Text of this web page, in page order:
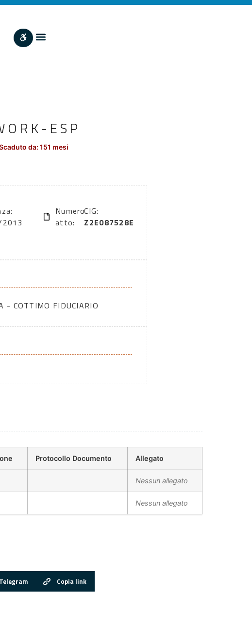
ESP
da: 151 mesi
Numero
atto:
CIG:
Z2E087528E
- COTTIMO FIDUCIARIO
Protocollo Documento Allegato
Nessun allegato
Nessun allegato
Telegram Copia link